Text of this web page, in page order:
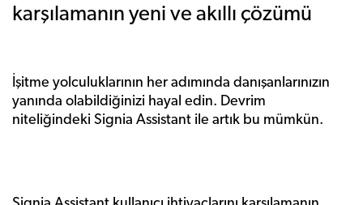
karşılamanın yeni ve akıllı çözümü
İşitme yolculuklarının her adımında danışanlarınızın
yanında olabildiğinizi hayal edin. Devrim
niteliğindeki Signia Assistant ile artık bu mümkün.